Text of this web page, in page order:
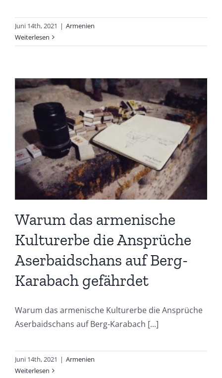
Juni 14th, 2021 | Armenien
Weiterlesen
Warum das armenische
Kulturerbe die Ansprüche
Aserbaidschans auf Berg-
Karabach gefährdet
Warum das armenische Kulturerbe die Ansprüche
Aserbaidschans auf Berg-Karabach [...]
Juni 14th, 2021 | Armenien
Weiterlesen